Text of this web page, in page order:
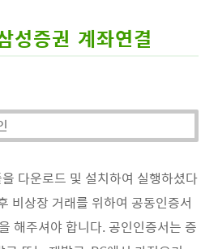
성증권 계좌연결
다운로드 및 설치하여 실행하셨다
비상장 거래를 위하여 공동인증서
해주셔야 합니다. 공인인증서는 증